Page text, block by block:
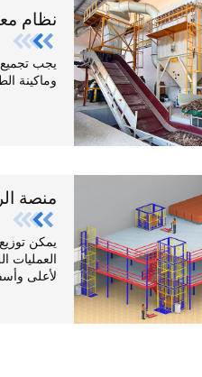
نظام
يجب
وماكينة
منصة
يمكن
العمليات
لأعلى